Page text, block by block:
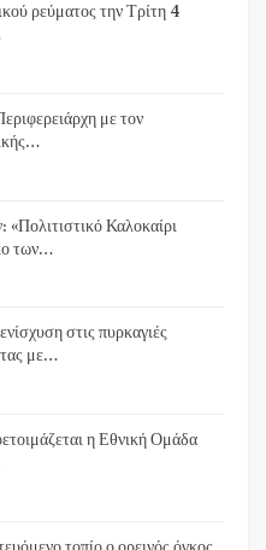
ρεύματος την Τρίτη 4
με τον
Καλοκαίρι
των…
στις πυρκαγιές
με…
η Εθνική Ομάδα